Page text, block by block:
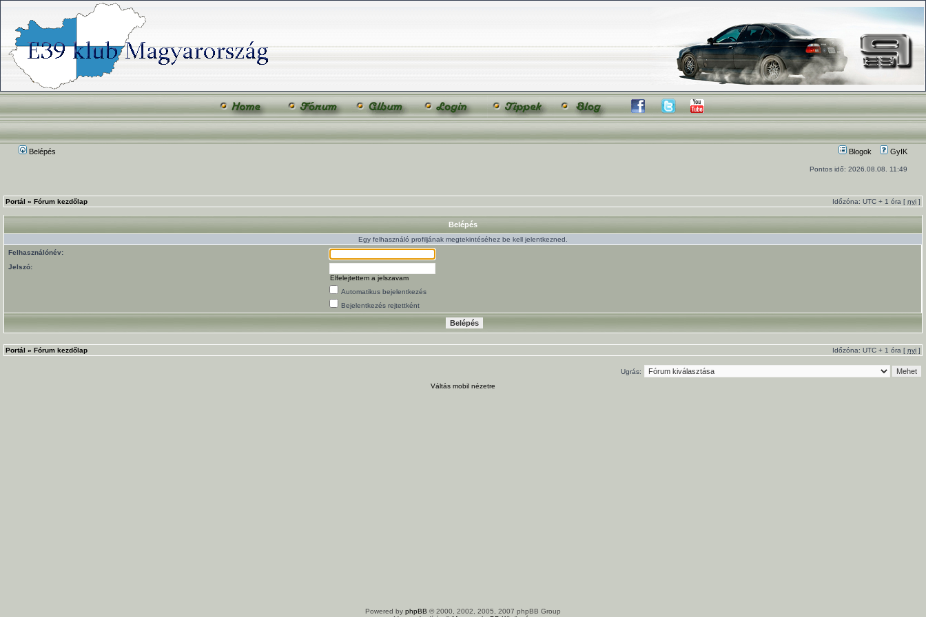
Belépés Blogok GyIK
Pontos idő: 2026.08.08. 11:49
Portál » Fórum kezdőlap Időzóna: UTC + 1 óra [ nyi ]
Belépés
Egy felhasználó profiljának megtekintéséhez be kell jelentkezned.
Felhasználónév:
Jelszó:
Elfelejtettem a jelszavam
Automatikus bejelentkezés
Bejelentkezés rejtettként
Portál » Fórum kezdőlap Időzóna: UTC + 1 óra [ nyi ]
Ugrás:
Váltás mobil nézetre
Powered by phpBB © 2000, 2002, 2005, 2007 phpBB Group